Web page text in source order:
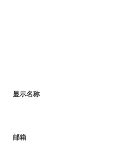
显示名称
邮箱